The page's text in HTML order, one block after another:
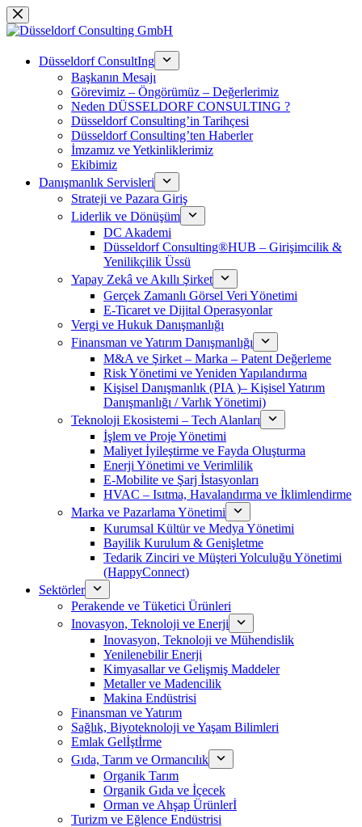
Saltar
al
Düsseldorf ConsultIng
Başkanın Mesajı
Görevimiz – Öngörümüz – Değerlerimiz
Neden DÜSSELDORF CONSULTING ?
Düsseldorf Consulting’in Tarihçesi
Düsseldorf Consulting’ten Haberler
İmzamız ve Yetkinliklerimiz
Ekibimiz
Danışmanlık Servisleri
Strateji ve Pazara Giriş
Liderlik ve Dönüşüm
DC Akademi
Düsseldorf Consulting®HUB – Girişimcilik &
Yenilikçilik Üssü
Yapay Zekâ ve Akıllı Şirket
Gerçek Zamanlı Görsel Veri Yönetimi
E-Ticaret ve Dijital Operasyonlar
Vergi ve Hukuk Danışmanlığı
Finansman ve Yatırım Danışmanlığı
M&A ve Şirket – Marka – Patent Değerleme
Risk Yönetimi ve Yeniden Yapılandırma
Kişisel Danışmanlık (PIA )– Kişisel Yatırım
Danışmanlığı / Varlık Yönetimi)
Teknoloji Ekosistemi – Tech Alanları
İşlem ve Proje Yönetimi
Maliyet İyileştirme ve Fayda Oluşturma
Enerji Yönetimi ve Verimlilik
E-Mobilite ve Şarj İstasyonları
HVAC – Isıtma, Havalandırma ve İklimlendirme
Marka ve Pazarlama Yönetimi
Kurumsal Kültür ve Medya Yönetimi
Bayilik Kurulum & Genişletme
Tedarik Zinciri ve Müşteri Yolculuğu Yönetimi
(HappyConnect)
Sektörler
Perakende ve Tüketici Ürünleri
Inovasyon, Teknoloji ve Enerji
Inovasyon, Teknoloji ve Mühendislik
Yenilenebilir Enerji
Kimyasallar ve Gelişmiş Maddeler
Metaller ve Madencilik
Makina Endüstrisi
Finansman ve Yatırım
Sağlık, Biyoteknoloji ve Yaşam Bilimleri
Emlak Gelİştİrme
Gıda, Tarım ve Ormancılık
Organik Tarım
Organik Gıda ve İçecek
Orman ve Ahşap Ürünlerİ
Turizm ve Eğlence Endüstrisi